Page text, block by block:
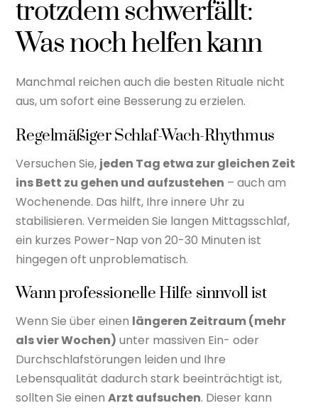
trotzdem schwerfällt:
Was noch helfen kann
Manchmal reichen auch die besten Rituale nicht
aus, um sofort eine Besserung zu erzielen.
Regelmäßiger Schlaf-Wach-Rhythmus
Versuchen Sie, jeden Tag etwa zur gleichen Zeit
ins Bett zu gehen und aufzustehen – auch am
Wochenende. Das hilft, Ihre innere Uhr zu
stabilisieren. Vermeiden Sie langen Mittagsschlaf,
ein kurzes Power-Nap von 20-30 Minuten ist
hingegen oft unproblematisch.
Wann professionelle Hilfe sinnvoll ist
Wenn Sie über einen längeren Zeitraum (mehr
als vier Wochen) unter massiven Ein- oder
Durchschlafstörungen leiden und Ihre
Lebensqualität dadurch stark beeinträchtigt ist,
sollten Sie einenArzt aufsuchen. Dieser kann